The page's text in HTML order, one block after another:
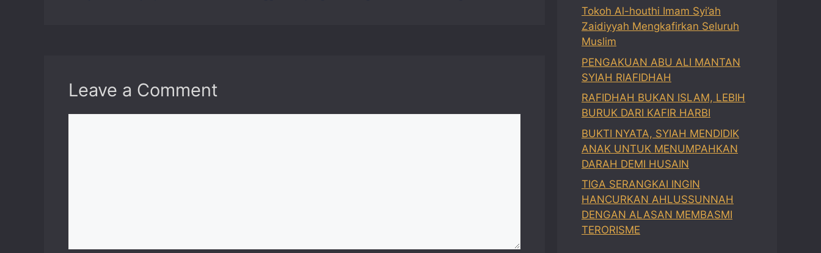
Leave a Comment
Tokoh Al-houthi Imam Syi’ah
Zaidiyyah Mengkafirkan Seluruh
Muslim
PENGAKUAN ABU ALI MANTAN
SYIAH RIAFIDHAH
RAFIDHAH BUKAN ISLAM, LEBIH
BURUK DARI KAFIR HARBI
BUKTI NYATA, SYIAH MENDIDIK
ANAK UNTUK MENUMPAHKAN
DARAH DEMI HUSAIN
TIGA SERANGKAI INGIN
HANCURKAN AHLUSSUNNAH
DENGAN ALASAN MEMBASMI
TERORISME